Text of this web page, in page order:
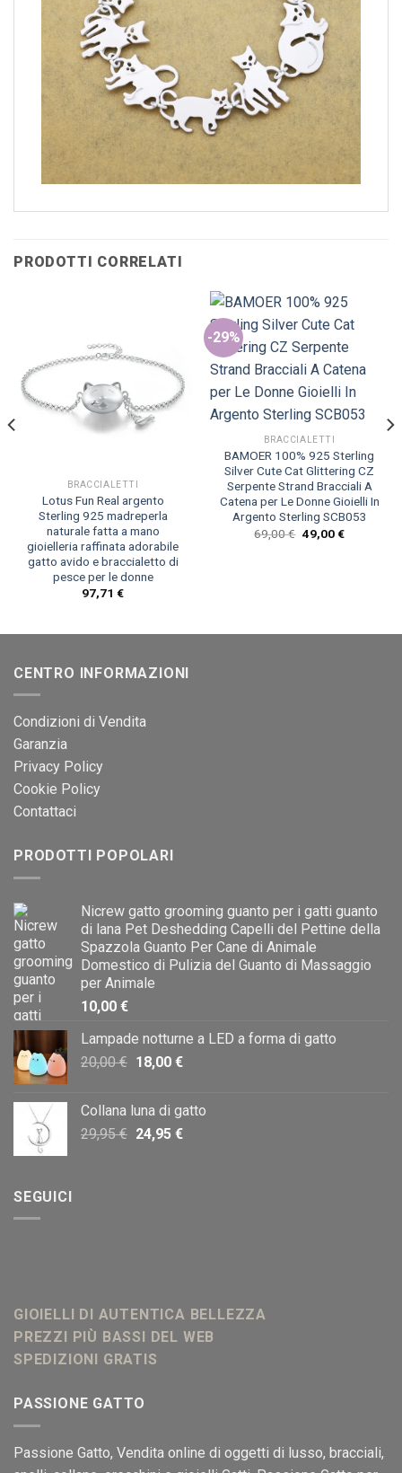
PRODOTTI CORRELATI
BRACCIALETTI
Lotus Fun Real argento
Sterling 925 madreperla
naturale fatta a mano
gioielleria raffinata adorabile
gatto avido e braccialetto di
pesce per le donne
97,71 €
-29%
BRACCIALETTI
BAMOER 100% 925 Sterling
Silver Cute Cat Glittering CZ
Serpente Strand Bracciali A
Catena per Le Donne Gioielli In
Argento Sterling SCB053
69,00€ Il
prezzo
49,00€Il
CENTRO INFORMAZIONI
Condizioni di Vendita
Garanzia
Privacy Policy
Cookie Policy
Contattaci
PRODOTTI POPOLARI
Nicrew gatto grooming guanto per i gatti guanto
di lana Pet Deshedding Capelli del Pettine della
Spazzola Guanto Per Cane di Animale
Domestico di Pulizia del Guanto di Massaggio
per Animale
10,00 €
Lampade notturne a LED a forma di gatto
20,00€ Il
era:
20,00 €.
18,00 €Il
è:
18,00 €.
Collana luna di gatto
29,95€ Il
24,95 €Il
SEGUICI
GIOIELLI DI AUTENTICA BELLEZZA
PREZZI PIÙ BASSI DEL WEB
SPEDIZIONI GRATIS
PASSIONE GATTO
Passione Gatto, Vendita online di oggetti di lusso, bracciali,